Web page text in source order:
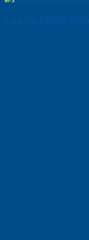
Cửa Gỗ Chống